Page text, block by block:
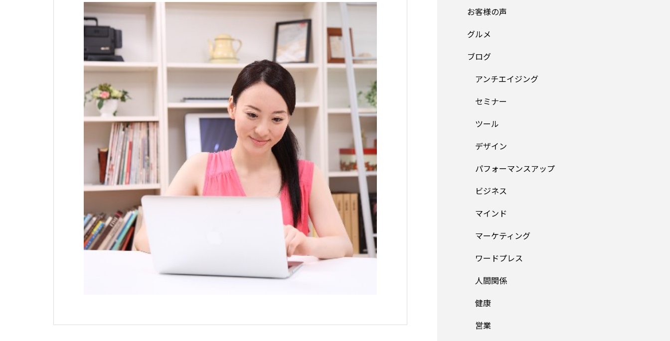
お客様の声
グルメ
ブログ
アンチエイジング
セミナー
ツール
デザイン
パフォーマンスアップ
ビジネス
マインド
マーケティング
ワードプレス
人間関係
健康
営業